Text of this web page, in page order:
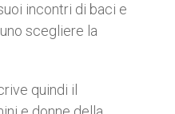
incontri di baci e
scegliere la
quindi il